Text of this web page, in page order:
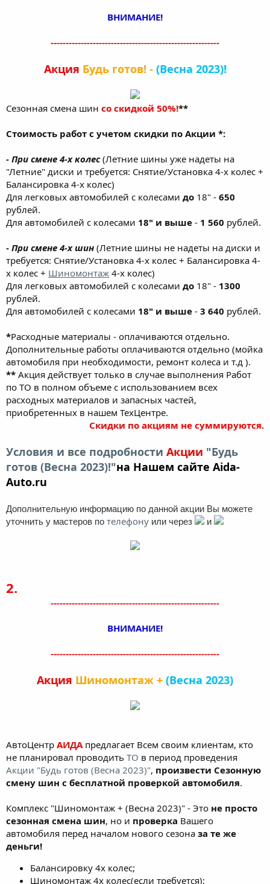
ВНИМАНИЕ!
--------------------------------------------------------
Акция Будь готов! - (Весна 2023)!
Сезонная смена шин со скидкой 50%!**
Стоимость работ с учетом скидки по Акции *:
- При смене 4-х колес(Летние шины уже надеты на
"Летние" диски и требуется: Снятие/Установка 4-х колес +
Балансировка 4-х колес)
Для легковых автомобилей с колесами до 18" - 650
рублей.
Для автомобилей с колесами 18" и выше - 1 560 рублей.
- При смене 4-х шин (Летние шины не надеты на диски и
требуется: Снятие/Установка 4-х колес + Балансировка 4-
х колес + Шиномонтаж 4-х колес)
Для легковых автомобилей с колесами до 18" - 1300
рублей.
Для автомобилей с колесами 18" и выше - 3 640 рублей.
*Расходные материалы - оплачиваются отдельно.
Дополнительные работы оплачиваются отдельно (мойка
автомобиля при необходимости, ремонт колеса и т.д ).
** Акция действует только в случае выполнения Работ
по ТО в полном объеме с использованием всех
расходных материалов и запасных частей,
приобретенных в нашем ТехЦентре.
Скидки по акциям не суммируются.
Условия и все подробности Акции "Будь
готов (Весна 2023)!"на Нашем сайте Aida-
Auto.ru
Дополнительную информацию по данной акции Вы можете
уточнить у мастеров по телефону или через и
2.
--------------------------------------------------------
ВНИМАНИЕ!
--------------------------------------------------------
Акция Шиномонтаж + (Весна 2023)
АвтоЦентр АИДА предлагает Всем своим клиентам, кто
не планировал проводить ТО в период проведения
Акции "Будь готов (Весна 2023)", произвести Сезонную
смену шин с бесплатной проверкой автомобиля.
Комплекс "Шиномонтаж + (Весна 2023)" - Это не просто
сезонная смена шин, но и проверка Вашего
автомобиля перед началом нового сезона за те же
деньги!
Балансировку 4х колес;
Шиномонтаж 4х колес(если требуется);